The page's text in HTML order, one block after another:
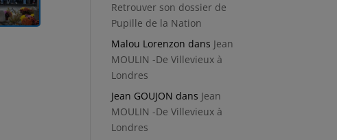
Retrouver son dossier de
Pupille de la Nation
Malou Lorenzon dans Jean
MOULIN -De Villevieux à
Londres
Jean GOUJON dans Jean
MOULIN -De Villevieux à
Londres